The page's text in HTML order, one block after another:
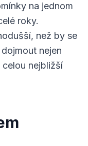
na jednom
roky.
než by se
nejen
nejbližší